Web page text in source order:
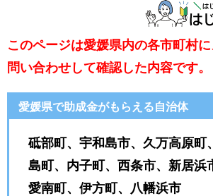
このページは愛媛県内の各市町村
問い合わせして確認した内容です。
愛媛県で助成金がもらえる自治体
砥部町、宇和島市、久万高原町
島町、内子町、西条市、新居浜
愛南町、伊方町、八幡浜市